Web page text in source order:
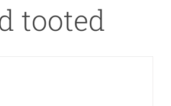
tooted